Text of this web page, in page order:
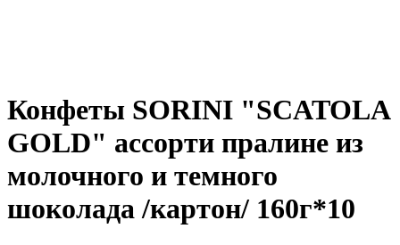
Конфеты SORINI "SCATOLA
GOLD" ассорти пралине из
молочного и темного
шоколада /картон/ 160г*10